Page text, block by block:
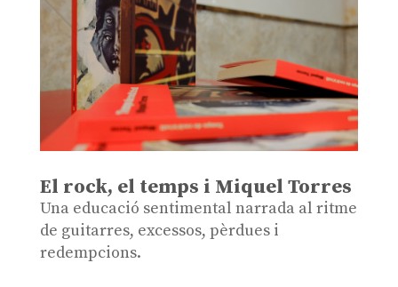
El rock, el temps i Miquel Torres
Una educació sentimental narrada al ritme
de guitarres, excessos, pèrdues i
redempcions.